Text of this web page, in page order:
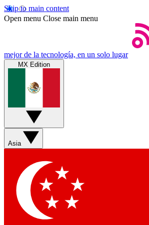
Skip to main content
Open menu Close main menu
mejor de la tecnología, en un solo lugar
MX Edition
Asia